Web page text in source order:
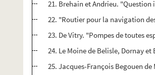
21. Brehain et Andrieu. "Question
22. "Routier pour la navigation des
23. De Vitry. "Pompes de toutes
24. Le Moine de Belisle, Dornay et
25. Jacques-François Begouen de